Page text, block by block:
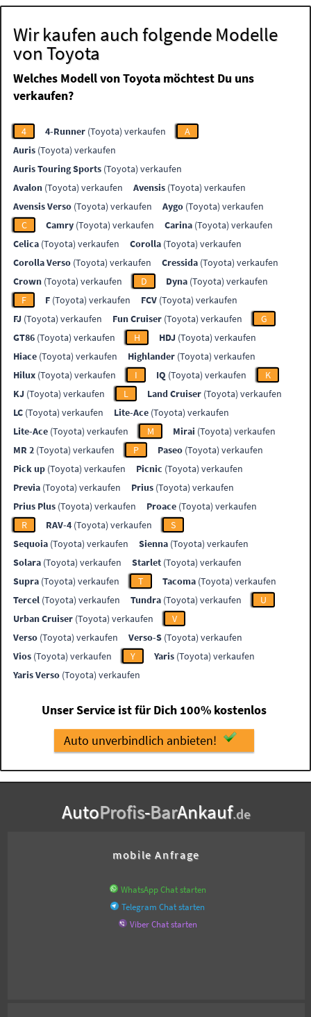
Wir kaufen auch folgende Modelle
von Toyota
Welches Modell von Toyota möchtest Du uns
verkaufen?
4 4-Runner (Toyota) verkaufen
A
Auris (Toyota) verkaufen
Auris Touring Sports (Toyota) verkaufen
Avalon (Toyota) verkaufen Avensis (Toyota) verkaufen
Avensis Verso (Toyota) verkaufen Aygo (Toyota) verkaufen
C
Camry (Toyota) verkaufen Carina (Toyota) verkaufen
Celica (Toyota) verkaufen Corolla (Toyota) verkaufen
Corolla Verso (Toyota) verkaufen Cressida (Toyota) verkaufen
Crown (Toyota) verkaufen D Dyna (Toyota) verkaufen
F
F (Toyota) verkaufen FCV (Toyota) verkaufen
FJ (Toyota) verkaufen Fun Cruiser (Toyota) verkaufen
G
GT86 (Toyota) verkaufen H HDJ (Toyota) verkaufen
Hiace (Toyota) verkaufen Highlander (Toyota) verkaufen
Hilux (Toyota) verkaufen I IQ (Toyota) verkaufen
K
KJ (Toyota) verkaufen L Land Cruiser (Toyota) verkaufen
LC (Toyota) verkaufen Lite-Ace (Toyota) verkaufen
Lite-Ace (Toyota) verkaufen M Mirai (Toyota) verkaufen
MR 2 (Toyota) verkaufen P Paseo (Toyota) verkaufen
Pick up (Toyota) verkaufen Picnic (Toyota) verkaufen
Previa (Toyota) verkaufen Prius (Toyota) verkaufen
Prius Plus (Toyota) verkaufen Proace (Toyota) verkaufen
R
RAV-4 (Toyota) verkaufen
S
Sequoia (Toyota) verkaufen Sienna (Toyota) verkaufen
Solara (Toyota) verkaufen Starlet (Toyota) verkaufen
Supra (Toyota) verkaufen T Tacoma (Toyota) verkaufen
Tercel (Toyota) verkaufen Tundra (Toyota) verkaufen
U
Urban Cruiser (Toyota) verkaufen
V
Verso (Toyota) verkaufen Verso-S (Toyota) verkaufen
Vios (Toyota) verkaufen Y Yaris (Toyota) verkaufen
Yaris Verso (Toyota) verkaufen
Unser Service ist für Dich 100% kostenlos
Auto unverbindlich anbieten!
AutoProfis-BarAnkauf.de
mobile Anfrage
WhatsApp Chat starten
Telegram Chat starten
Viber Chat starten